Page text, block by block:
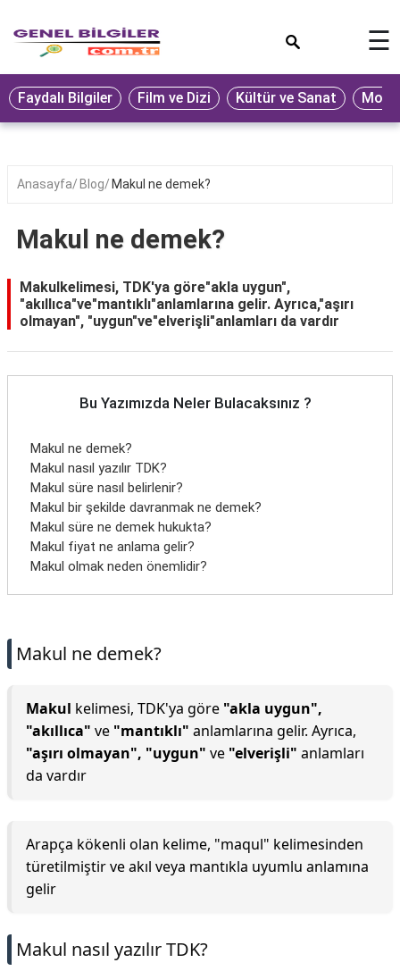
Eğitim
Ekonomi
Seyahat
Oyun
Yaşam
Hukuk
Blog
☰
Faydalı Bilgiler Film ve Dizi Kültür ve Sanat
Anasayfa Blog Makul ne demek?
Makul ne demek?
Makulkelimesi, TDK'ya göre"akla uygun",
"akıllıca"ve"mantıklı"anlamlarına gelir. Ayrıca,"aşırı
olmayan", "uygun"ve"elverişli"anlamları da vardır
Bu Yazımızda Neler Bulacaksınız ?
Makul ne demek?
Makul nasıl yazılır TDK?
Makul süre nasıl belirlenir?
Makul bir şekilde davranmak ne demek?
Makul süre ne demek hukukta?
Makul fiyat ne anlama gelir?
Makul olmak neden önemlidir?
Makul ne demek?
Makul kelimesi, TDK'ya göre "akla uygun",
"akıllıca" ve "mantıklı" anlamlarına gelir. Ayrıca,
"aşırı olmayan", "uygun" ve "elverişli" anlamları
da vardır
Arapça kökenli olan kelime, "maqul" kelimesinden
türetilmiştir ve akıl veya mantıkla uyumlu anlamına
gelir
Makul nasıl yazılır TDK?